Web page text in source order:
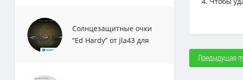
Солнцезащитные очки
“Ed Hardy” от jla43 для
Предыдущая